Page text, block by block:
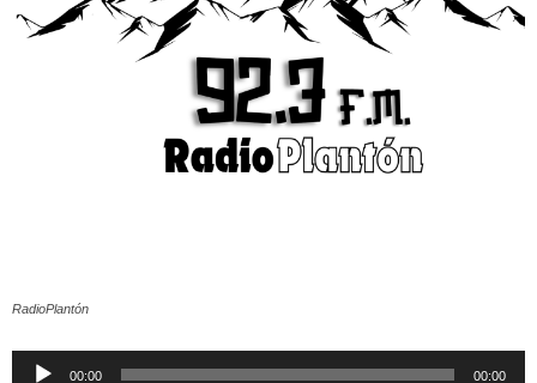
RadioPlantón
Reproductor
00:00 00:00